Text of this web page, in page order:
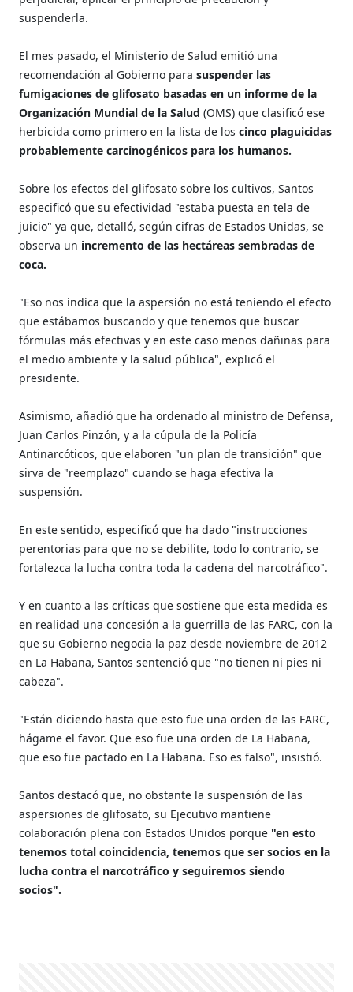
suspenderla.
El mes pasado, el Ministerio de Salud emitió una
recomendación al Gobierno parasuspender las
fumigaciones de glifosato basadas en un informe de la
Organización Mundial de la Salud (OMS) que clasificó ese
herbicida como primero en la lista de loscinco plaguicidas
probablemente carcinogénicos para los humanos.
Sobre los efectos del glifosato sobre los cultivos, Santos
especificó que su efectividad "estaba puesta en tela de
juicio" ya que, detalló, según cifras de Estados Unidas, se
observa un incremento de las hectáreas sembradas de
coca.
"Eso nos indica que la aspersión no está teniendo el efecto
que estábamos buscando y que tenemos que buscar
fórmulas más efectivas y en este caso menos dañinas para
el medio ambiente y la salud pública", explicó el
presidente.
Asimismo, añadió que ha ordenado al ministro de Defensa,
Juan Carlos Pinzón, y a la cúpula de la Policía
Antinarcóticos, que elaboren "un plan de transición" que
sirva de "reemplazo" cuando se haga efectiva la
suspensión.
En este sentido, especificó que ha dado "instrucciones
perentorias para que no se debilite, todo lo contrario, se
fortalezca la lucha contra toda la cadena del narcotráfico".
Y en cuanto a las críticas que sostiene que esta medida es
en realidad una concesión a la guerrilla de las FARC, con la
que su Gobierno negocia la paz desde noviembre de 2012
en La Habana, Santos sentenció que "no tienen ni pies ni
cabeza".
"Están diciendo hasta que esto fue una orden de las FARC,
hágame el favor. Que eso fue una orden de La Habana,
que eso fue pactado en La Habana. Eso es falso", insistió.
Santos destacó que, no obstante la suspensión de las
aspersiones de glifosato, su Ejecutivo mantiene
colaboración plena con Estados Unidos porque "en esto
tenemos total coincidencia, tenemos que ser socios en la
lucha contra el narcotráfico y seguiremos siendo
socios".